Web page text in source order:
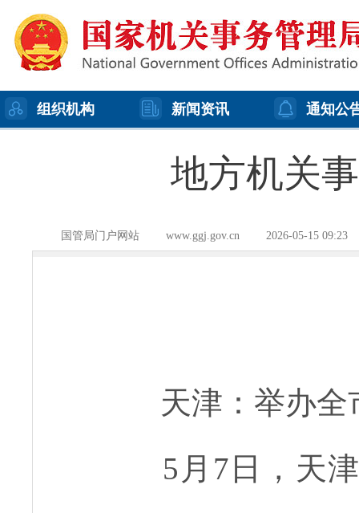
组织机构 新闻资讯 通知公
地方机关
国管局门户网站 www.ggj.gov.cn 2026-05-15 09:23
天津：举办
5月7日，天